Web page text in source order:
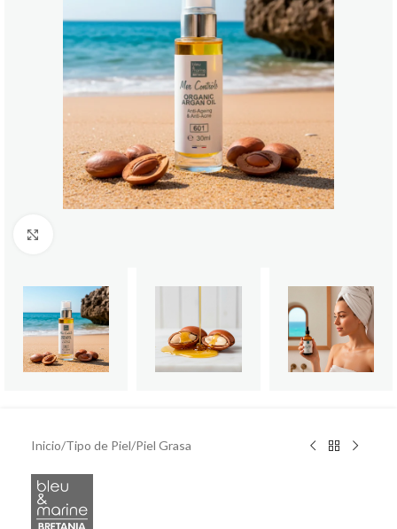
Inicio/Tipo de Piel/Piel Grasa